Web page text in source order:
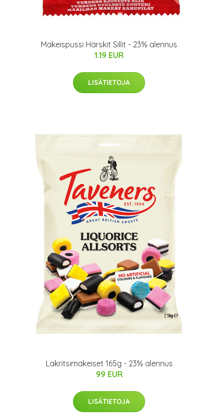
Makeispussi Härskit Sillit - 23% alennus
1.19 EUR
LISÄTIETOJA
Lakritsimakeiset 165g - 23% alennus
99 EUR
LISÄTIETOJA